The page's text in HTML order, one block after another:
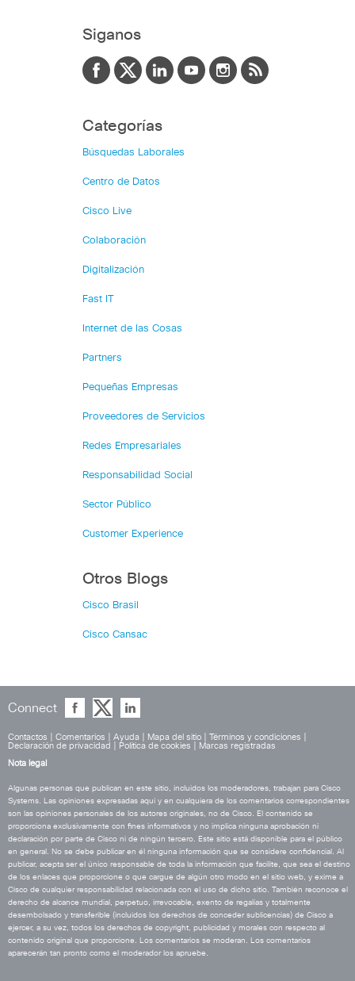
Siganos
Categorías
Búsquedas Laborales
Centro de Datos
Cisco Live
Colaboración
Digitalización
Fast IT
Internet de las Cosas
Partners
Pequeñas Empresas
Proveedores de Servicios
Redes Empresariales
Responsabilidad Social
Sector Público
Customer Experience
Otros Blogs
Cisco Brasil
Cisco Cansac
Connect
Contactos Comentarios Ayuda Mapa del sitio Términos y condiciones
Declaración de privacidad
Política de cookies
Marcas registradas
Nota legal
Algunas personas que publican en este sitio, incluidos los moderadores, trabajan para Cisco
Systems. Las opiniones expresadas aquí y en cualquiera de los comentarios correspondientes
son las opiniones personales de los autores originales, no de Cisco. El contenido se
proporciona exclusivamente con fines informativos y no implica ninguna aprobación ni
declaración por parte de Cisco ni de ningún tercero. Este sitio está disponible para el público
en general. No se debe publicar en él ninguna información que se considere confidencial. Al
publicar, acepta ser el único responsable de toda la información que facilite, que sea el destino
de los enlaces que proporcione o que cargue de algún otro modo en el sitio web, y exime a
Cisco de cualquier responsabilidad relacionada con el uso de dicho sitio. También reconoce el
derecho de alcance mundial, perpetuo, irrevocable, exento de regalías y totalmente
desembolsado y transferible (incluidos los derechos de conceder sublicencias) de Cisco a
ejercer, a su vez, todos los derechos de copyright, publicidad y morales con respecto al
contenido original que proporcione. Los comentarios se moderan. Los comentarios
aparecerán tan pronto como el moderador los apruebe.